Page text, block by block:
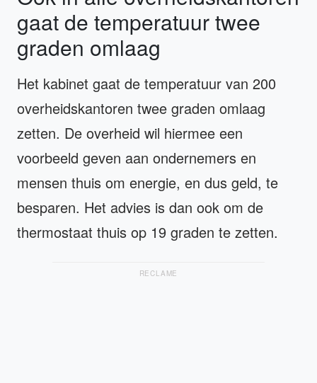
gaat de temperatuur twee
graden omlaag
Het kabinet gaat de temperatuur van 200
overheidskantoren twee graden omlaag
zetten. De overheid wil hiermee een
voorbeeld geven aan ondernemers en
mensen thuis om energie, en dus geld, te
besparen. Het advies is dan ook om de
thermostaat thuis op 19 graden te zetten.
RECLAME